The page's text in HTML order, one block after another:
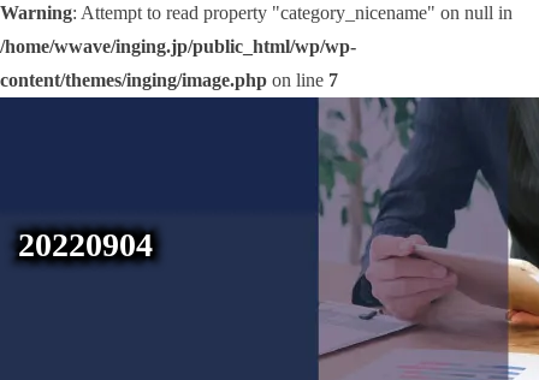
Warning: Attempt to read property "category_nicename" on null in
/home/wwave/inging.jp/public_html/wp/wp-
content/themes/inging/image.php on line 7
20220904